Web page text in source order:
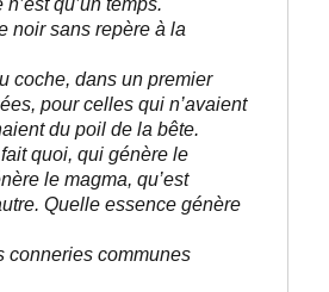
noir sans repère à la
coche, dans un premier
pour celles qui n’avaient
du poil de la bête.
quoi, qui génère le
le magma, qu’est
Quelle essence génère
conneries communes